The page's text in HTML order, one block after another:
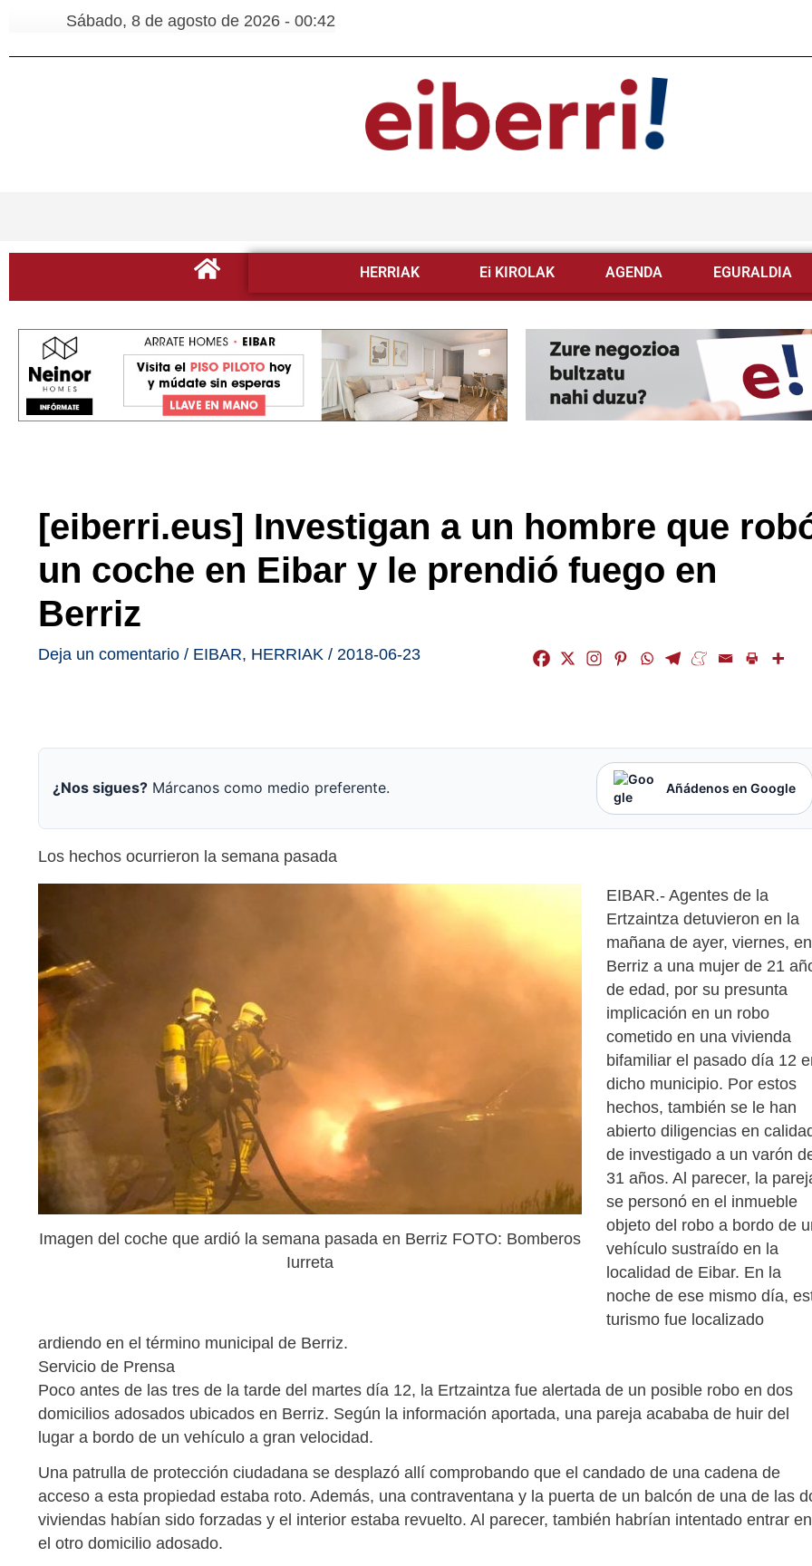
Sábado, 8 de agosto de 2026 - 00:42
HERRIAK Ei KIROLAK AGENDA EGURALDIA
[eiberri.eus] Investigan a un hombre que
un coche en Eibar y le prendió fuego en
Berriz
Deja un comentario / EIBAR, HERRIAK / 2018-06-23
¿Nos sigues? Márcanos como medio preferente. Añádenos en Google
Los hechos ocurrieron la semana pasada
Imagen del coche que ardió la semana pasada en Berriz FOTO: Bomberos
Iurreta
EIBAR.- Agentes de la
Ertzaintza detuvieron en la
mañana de ayer, viernes, en
Berriz a una mujer de 21
de edad, por su presunta
implicación en un robo
cometido en una vivienda
bifamiliar el pasado día 12
dicho municipio. Por estos
hechos, también se le han
abierto diligencias en
de investigado a un varón
31 años. Al parecer, la
se personó en el inmueble
objeto del robo a bordo de
vehículo sustraído en la
localidad de Eibar. En la
noche de ese mismo día,
turismo fue localizado
ardiendo en el término municipal de Berriz.
Servicio de Prensa
Poco antes de las tres de la tarde del martes día 12, la Ertzaintza fue alertada de un posible robo en dos
domicilios adosados ubicados en Berriz. Según la información aportada, una pareja acababa de huir del
lugar a bordo de un vehículo a gran velocidad.
Una patrulla de protección ciudadana se desplazó allí comprobando que el candado de una cadena de
acceso a esta propiedad estaba roto. Además, una contraventana y la puerta de un balcón de una de las
viviendas habían sido forzadas y el interior estaba revuelto. Al parecer, también habrían intentado entrar en
el otro domicilio adosado.